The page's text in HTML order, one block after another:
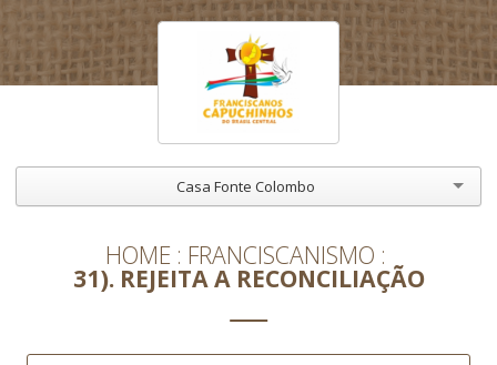
Casa Fonte Colombo
HOME FRANCISCANISMO
31). REJEITA A RECONCILIAÇÃO